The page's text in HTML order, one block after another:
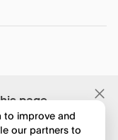
page
to improve and
our partners to